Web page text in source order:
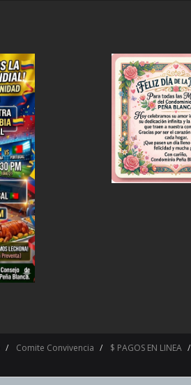
Comite Convivencia $ PAGOS EN LINEA